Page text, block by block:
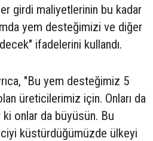
girdi maliyetlerinin bu kadar
yem desteğimizi ve diğer
ifadelerini kullandı.
"Bu yem desteğimiz 5
üreticilerimiz için. Onları da
onlar da büyüsün. Bu
küstürdüğümüzde ülkeyi